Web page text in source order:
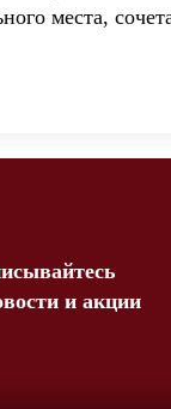
места,
и акции